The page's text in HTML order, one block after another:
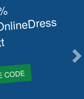
CODE